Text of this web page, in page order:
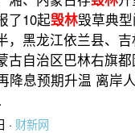
了10起毁林毁草典
，黑龙江依兰县、
古自治区巴林右旗都
降息预期升温 离岸
· 财新网